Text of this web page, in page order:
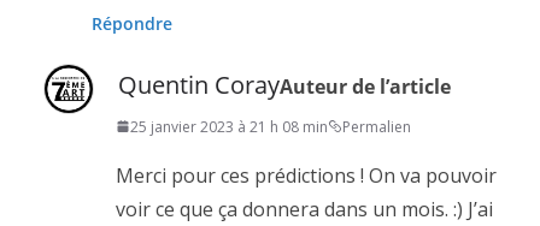
Répondre
Quentin CorayAuteur de l’article
25 janvier 2023 à 21 h 08 min Permalien
Merci pour ces prédictions ! On va pouvoir
voir ce que ça donnera dans un mois. :) J’ai